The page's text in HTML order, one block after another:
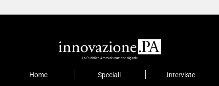
Home Speciali Interviste